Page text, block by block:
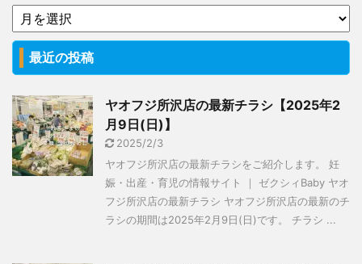
最近の投稿
ヤオフジ所沢店の最新チラシ【2025年2
月9日(日)】
2025/2/3
ヤオフジ所沢店の最新チラシをご紹介します。 妊
娠・出産・育児の情報サイト ｜ ゼクシィBaby ヤオ
フジ所沢店の最新チラシ ヤオフジ所沢店の最新のチ
ラシの期間は2025年2月9日(日)です。 チラシ ...